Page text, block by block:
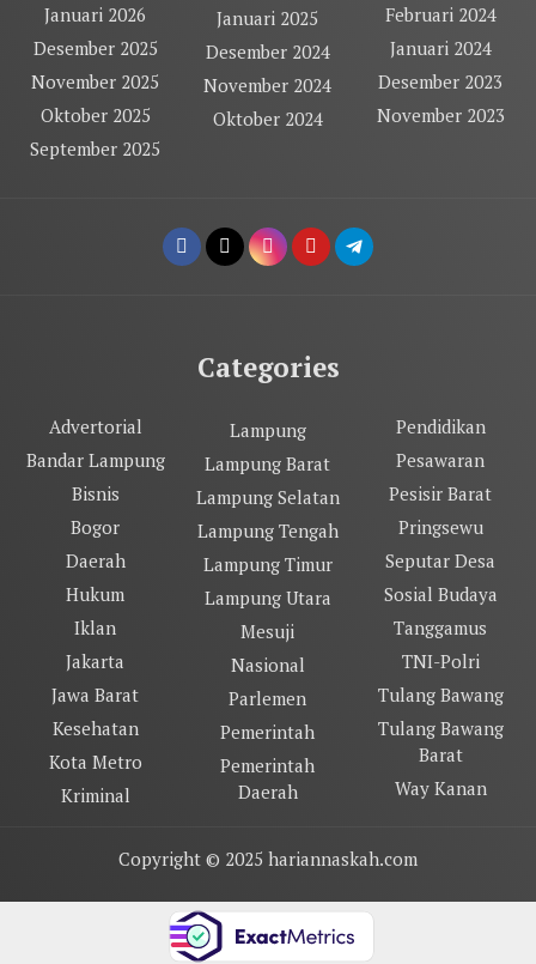
Januari 2026
Desember 2025
November 2025
Oktober 2025
September 2025
Januari 2025
Desember 2024
November 2024
Oktober 2024
Februari 2024
Januari 2024
Desember 2023
November 2023
Categories
Advertorial
Bandar Lampung
Bisnis
Bogor
Daerah
Hukum
Iklan
Jakarta
Jawa Barat
Kesehatan
Kota Metro
Kriminal
Lampung
Lampung Barat
Lampung Selatan
Lampung Tengah
Lampung Timur
Lampung Utara
Mesuji
Nasional
Parlemen
Pemerintah
Pemerintah
Daerah
Pendidikan
Pesawaran
Pesisir Barat
Pringsewu
Seputar Desa
Sosial Budaya
Tanggamus
TNI-Polri
Tulang Bawang
Tulang Bawang
Barat
Way Kanan
Copyright © 2025 hariannaskah.com